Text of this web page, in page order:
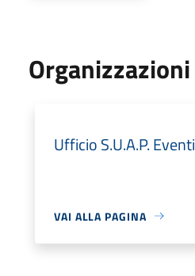
Organizzazioni
Ufficio S.U.A.P. Eventi
VAI ALLA PAGINA